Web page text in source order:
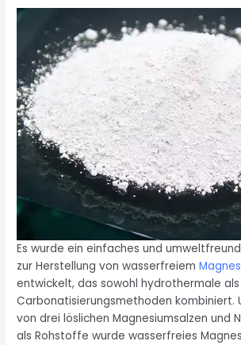
Es wurde ein einfaches und
zur Herstellung von wasserfreiem
entwickelt, das sowohl hydrothermale
Carbonatisierungsmethoden kombiniert.
von drei löslichen Magnesiumsalzen und
als Rohstoffe wurde wasserfreies